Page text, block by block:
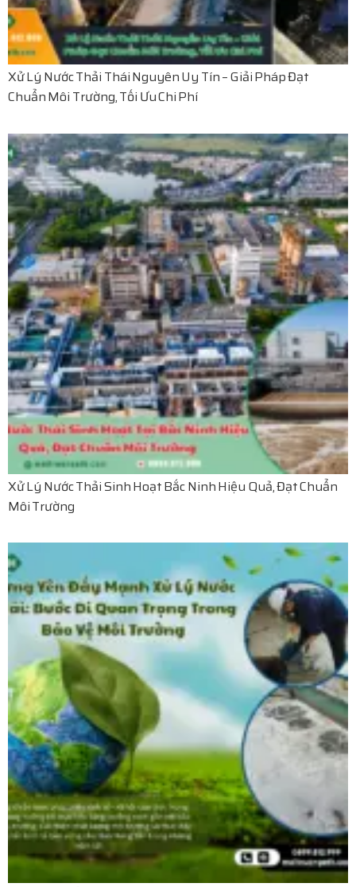
Xử Lý Nước Thải Thái Nguyên Uy Tín – Giải Pháp Đạt
Chuẩn Môi Trường, Tối Ưu Chi Phí
Xử Lý Nước Thải Sinh Hoạt Bắc Ninh Hiệu Quả, Đạt Chuẩn
Môi Trường